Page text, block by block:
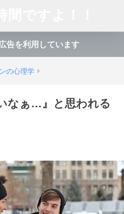
告を利用しています
の心理学
なぁ…』と思われる